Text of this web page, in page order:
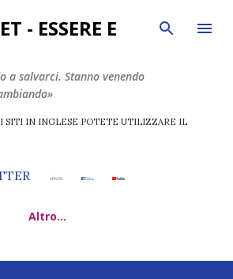
ai contenuti principali
- ESSERE E
a salvarci. Stanno venendo
I SITI IN INGLESE POTETE UTILIZZARE IL
Altro…